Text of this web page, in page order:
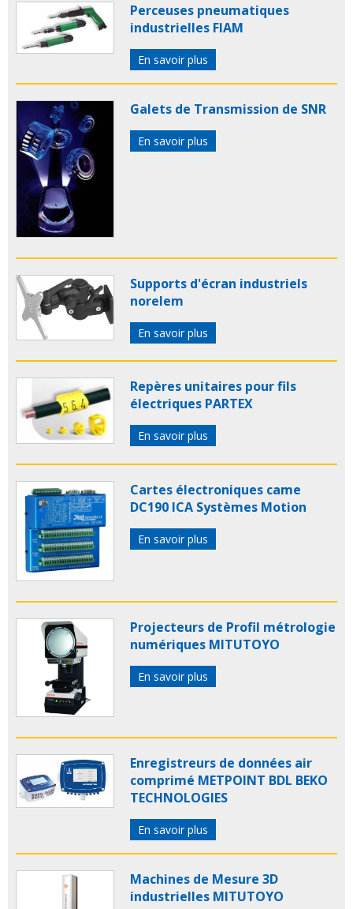
Perceuses pneumatiques
industrielles FIAM
En savoir plus
Galets de Transmission de SNR
En savoir plus
Supports d'écran industriels
norelem
En savoir plus
Repères unitaires pour fils
électriques PARTEX
En savoir plus
Cartes électroniques came
DC190 ICA Systèmes Motion
En savoir plus
Projecteurs de Profil métrologie
numériques MITUTOYO
En savoir plus
Enregistreurs de données air
comprimé METPOINT BDL BEKO
TECHNOLOGIES
En savoir plus
Machines de Mesure 3D
industrielles MITUTOYO